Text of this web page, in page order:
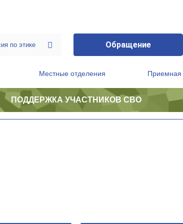
Обращение
Местные отделения Приемная
ПОДДЕРЖКА УЧАСТНИКОВ СВО